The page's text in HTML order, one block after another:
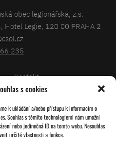
s cookies
k ukládání a/nebo přístupu k informacím o
Souhlas s těmito technologiemi nám umožní
nebo jedinečná ID na tomto webu. Nesouhlas
určité vlastnosti a funkce.
obec legionářská, z.s.
Hotel Legie, 120 00 PRAHA 2
235
Kontakt
Databáze legionářů
Pro členy
Zásady cookies